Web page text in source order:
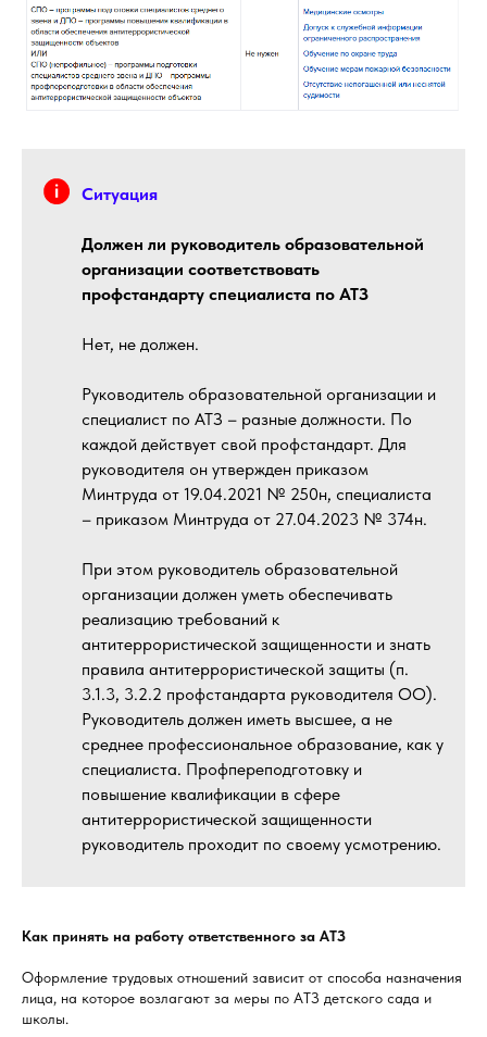
Ситуация
Должен ли руководитель образовательной
организации соответствовать
профстандарту специалиста по АТЗ
Нет, не должен.
Руководитель образовательной организации и
специалист по АТЗ – разные должности. По
каждой действует свой профстандарт. Для
руководителя он утвержден приказом
Минтруда от 19.04.2021 № 250н, специалиста
– приказом Минтруда от 27.04.2023 № 374н.
При этом руководитель образовательной
организации должен уметь обеспечивать
реализацию требований к
антитеррористической защищенности и знать
правила антитеррористической защиты (п.
3.1.3, 3.2.2 профстандарта руководителя ОО).
Руководитель должен иметь высшее, а не
среднее профессиональное образование, как у
специалиста. Профпереподготовку и
повышение квалификации в сфере
антитеррористической защищенности
руководитель проходит по своему усмотрению.
Как принять на работу ответственного за АТЗ
Оформление трудовых отношений зависит от способа назначения
лица, на которое возлагают за меры по АТЗ детского сада и
школы.